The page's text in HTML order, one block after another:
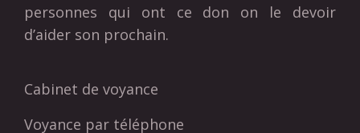
personnes qui ont ce don on le devoir
d’aider son prochain.
Cabinet de voyance
Voyance par téléphone